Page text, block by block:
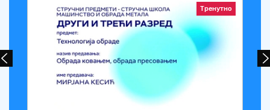
Тренутно